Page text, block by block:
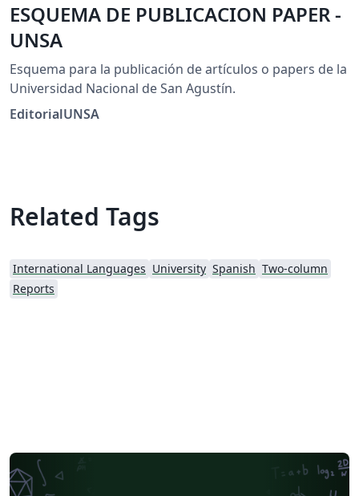
ESQUEMA DE PUBLICACION PAPER -
UNSA
Esquema para la publicación de artículos o papers de la
Universidad Nacional de San Agustín.
EditorialUNSA
Related Tags
International Languages University Spanish Two-column
Reports